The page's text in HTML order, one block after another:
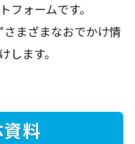
フォームです。
まざまなおでかけ情
します。
料